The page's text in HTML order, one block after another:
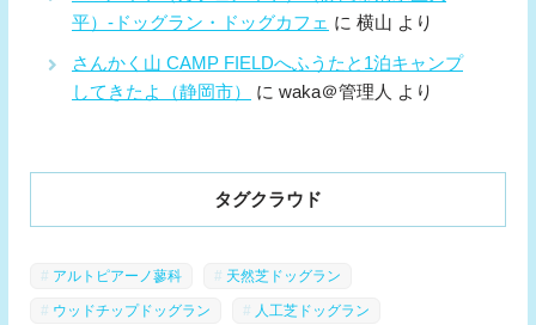
平）-ドッグラン・ドッグカフェ に 横山 より
さんかく山 CAMP FIELDへふうたと1泊キャンプ
してきたよ（静岡市）
に waka＠管理人 より
タグクラウド
アルトピアーノ蓼科 天然芝ドッグラン
ウッドチップドッグラン 人工芝ドッグラン